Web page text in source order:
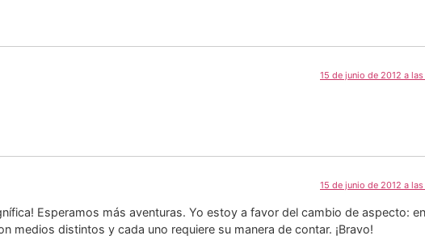
15 de junio de 2012 a
15 de junio de 2012 a
Esperamos más aventuras. Yo estoy a favor del cambio de aspecto: en
medios distintos y cada uno requiere su manera de contar. ¡Bravo!